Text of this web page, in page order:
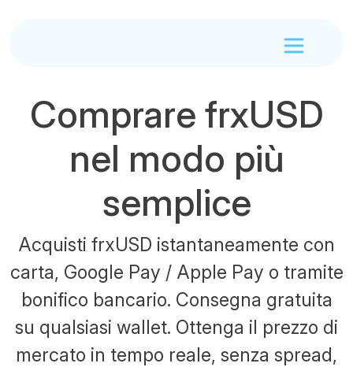
Comprare frxUSD
nel modo più
semplice
Acquisti frxUSD istantaneamente con
carta, Google Pay / Apple Pay o tramite
bonifico bancario. Consegna gratuita
su qualsiasi wallet. Ottenga il prezzo di
mercato in tempo reale, senza spread,